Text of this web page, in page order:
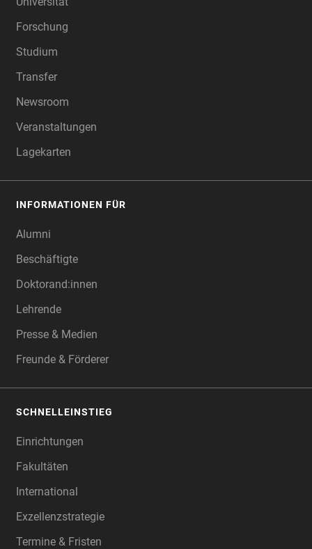
Forschung
Studium
Transfer
Newsroom
Veranstaltungen
Lagekarten
INFORMATIONEN FÜR
Alumni
Beschäftigte
Doktorand:innen
Lehrende
Presse & Medien
Freunde & Förderer
SCHNELLEINSTIEG
Einrichtungen
Fakultäten
International
Exzellenzstrategie
Termine & Fristen